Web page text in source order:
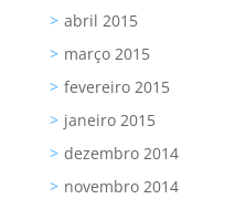
abril 2015
março 2015
fevereiro 2015
janeiro 2015
dezembro 2014
novembro 2014